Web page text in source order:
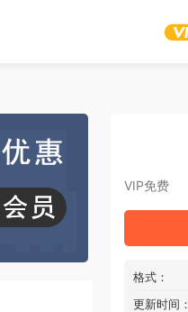
VIP免费
格式：
更新时间：